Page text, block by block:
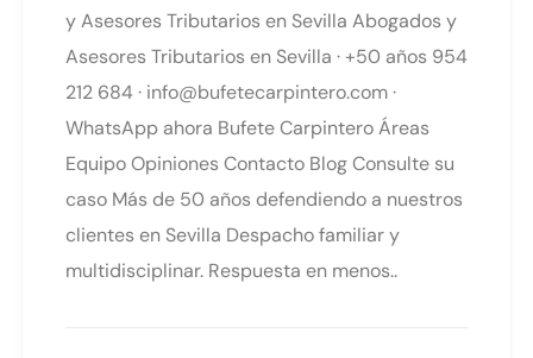
y Asesores Tributarios en Sevilla Abogados y
Asesores Tributarios en Sevilla · +50 años 954
212 684 · info@bufetecarpintero.com ·
WhatsApp ahora Bufete Carpintero Áreas
Equipo Opiniones Contacto Blog Consulte su
caso Más de 50 años defendiendo a nuestros
clientes en Sevilla Despacho familiar y
multidisciplinar. Respuesta en menos..